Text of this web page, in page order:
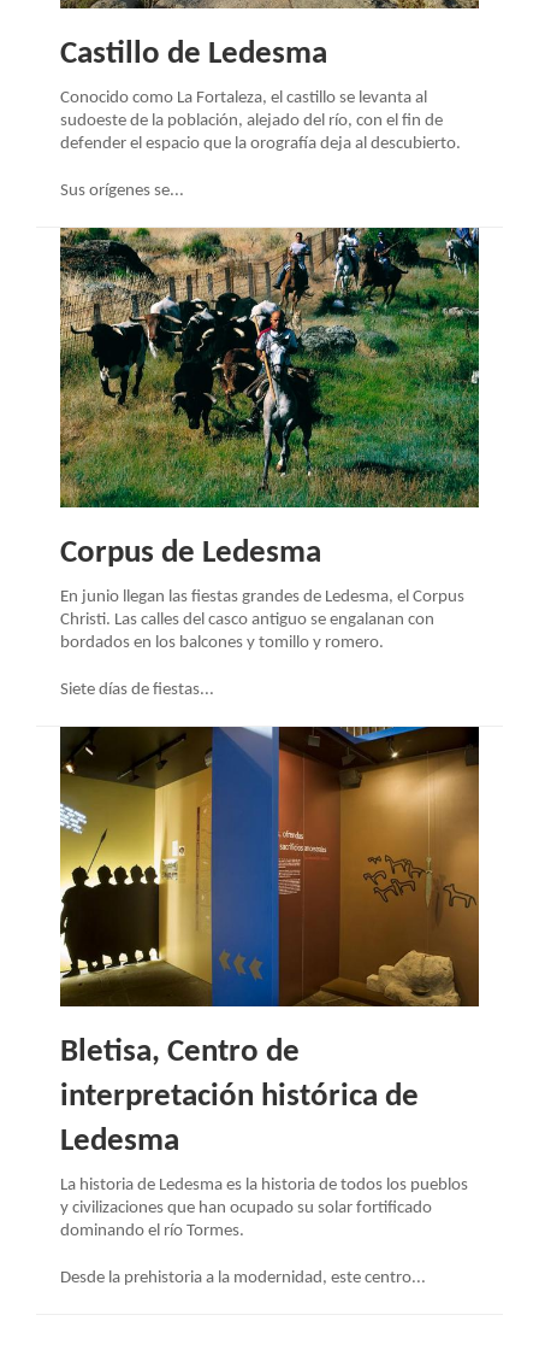
Castillo de Ledesma
Conocido como La Fortaleza, el castillo se levanta al
sudoeste de la población, alejado del río, con el fin de
defender el espacio que la orografía deja al descubierto.
Sus orígenes se...
Corpus de Ledesma
En junio llegan las fiestas grandes de Ledesma, el Corpus
Christi. Las calles del casco antiguo se engalanan con
bordados en los balcones y tomillo y romero.
Siete días de fiestas...
Bletisa, Centro de
interpretación histórica de
Ledesma
La historia de Ledesma es la historia de todos los pueblos
y civilizaciones que han ocupado su solar fortificado
dominando el río Tormes.
Desde la prehistoria a la modernidad, este centro...